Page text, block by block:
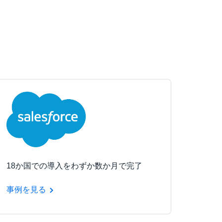
18か国での導入をわずか数か月で完了
事例を見る